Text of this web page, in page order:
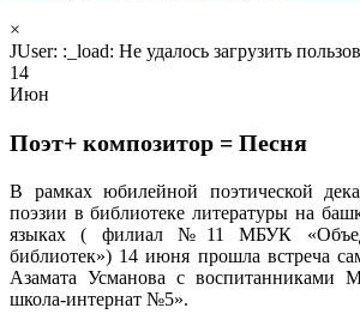
×
JUser: :_load: Не удалось загрузить
14
Июн
Поэт+ композитор = Песня
В рамках юбилейной поэтической
поэзии в библиотеке литературы на
языках ( филиал №11 МБУК
библиотек») 14 июня прошла встреча
Азамата Усманова с воспитанниками
школа-интернат №5».